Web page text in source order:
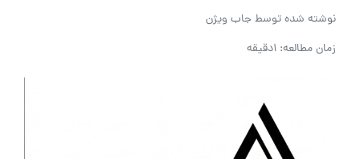
نوشته شده توسطجاب ویژن
زمان مطالعه: 1دقیقه